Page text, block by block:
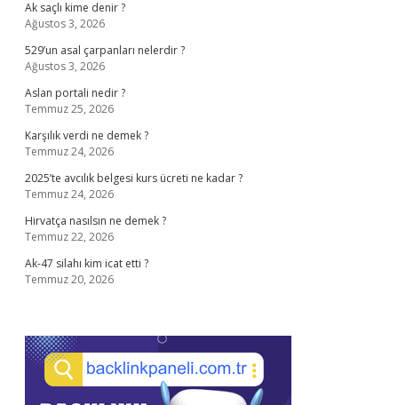
Ak saçlı kime denir ?
Ağustos 3, 2026
529’un asal çarpanları nelerdir ?
Ağustos 3, 2026
Aslan portali nedir ?
Temmuz 25, 2026
Karşılık verdi ne demek ?
Temmuz 24, 2026
2025’te avcılık belgesi kurs ücreti ne kadar ?
Temmuz 24, 2026
Hirvatça nasılsın ne demek ?
Temmuz 22, 2026
Ak-47 silahı kim icat etti ?
Temmuz 20, 2026